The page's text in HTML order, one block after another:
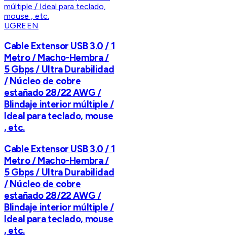
UGREEN
Cable Extensor USB 3.0 / 1
Metro / Macho-Hembra /
5 Gbps / Ultra Durabilidad
/ Núcleo de cobre
estañado 28/22 AWG /
Blindaje interior múltiple /
Ideal para teclado, mouse
, etc.
Cable Extensor USB 3.0 / 1
Metro / Macho-Hembra /
5 Gbps / Ultra Durabilidad
/ Núcleo de cobre
estañado 28/22 AWG /
Blindaje interior múltiple /
Ideal para teclado, mouse
, etc.